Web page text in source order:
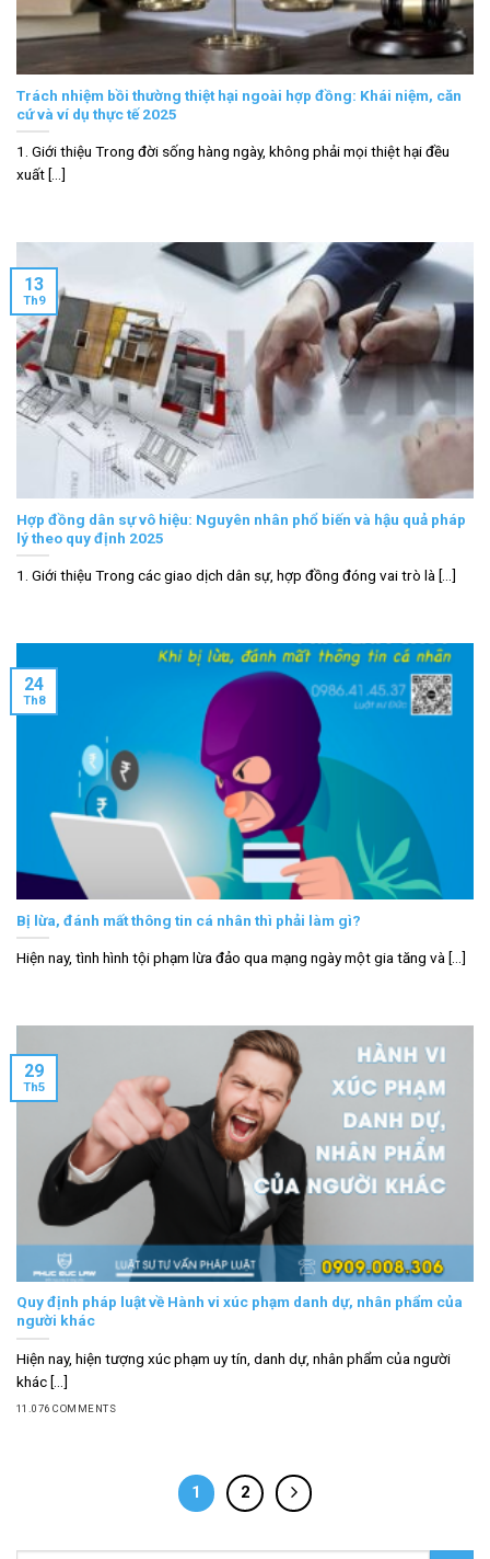
Trách nhiệm bồi thường thiệt hại ngoài hợp đồng: Khái niệm, căn
cứ và ví dụ thực tế 2025
1. Giới thiệu Trong đời sống hàng ngày, không phải mọi thiệt hại đều
xuất [...]
Hợp đồng dân sự vô hiệu: Nguyên nhân phổ biến và hậu quả pháp
lý theo quy định 2025
1. Giới thiệu Trong các giao dịch dân sự, hợp đồng đóng vai trò là [...]
13
Th9
Bị lừa, đánh mất thông tin cá nhân thì phải làm gì?
Hiện nay, tình hình tội phạm lừa đảo qua mạng ngày một gia tăng và [...]
24
Th8
Quy định pháp luật về Hành vi xúc phạm danh dự, nhân phẩm của
người khác
Hiện nay, hiện tượng xúc phạm uy tín, danh dự, nhân phẩm của người
khác [...]
11.076 COMMENTS
29
Th5
1 2